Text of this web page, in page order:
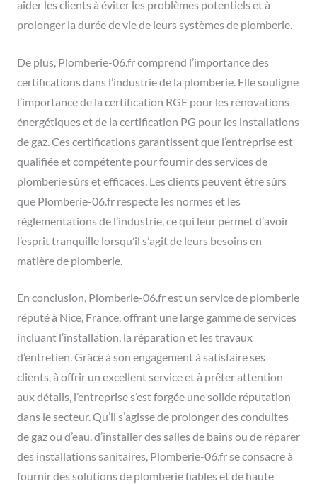
aider les clients à éviter les problèmes potentiels et à
prolonger la durée de vie de leurs systèmes de plomberie.
De plus, Plomberie-06.fr comprend l’importance des
certifications dans l’industrie de la plomberie. Elle souligne
l’importance de la certification RGE pour les rénovations
énergétiques et de la certification PG pour les installations
de gaz. Ces certifications garantissent que l’entreprise est
qualifiée et compétente pour fournir des services de
plomberie sûrs et efficaces. Les clients peuvent être sûrs
que Plomberie-06.fr respecte les normes et les
réglementations de l’industrie, ce qui leur permet d’avoir
l’esprit tranquille lorsqu’il s’agit de leurs besoins en
matière de plomberie.
En conclusion, Plomberie-06.fr est un service de plomberie
réputé à Nice, France, offrant une large gamme de services
incluant l’installation, la réparation et les travaux
d’entretien. Grâce à son engagement à satisfaire ses
clients, à offrir un excellent service et à prêter attention
aux détails, l’entreprise s’est forgée une solide réputation
dans le secteur. Qu’il s’agisse de prolonger des conduites
de gaz ou d’eau, d’installer des salles de bains ou de réparer
des installations sanitaires, Plomberie-06.fr se consacre à
fournir des solutions de plomberie fiables et de haute